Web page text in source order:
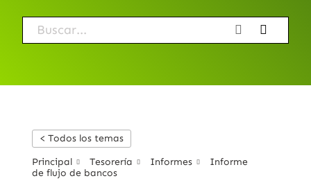
< Todos los temas
Principal Tesorería Informes
Informe
de flujo de bancos